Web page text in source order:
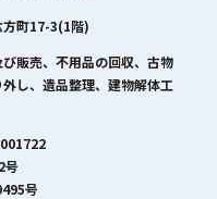
方町17-3(1階)
販売、不用品の回収、古物
し、遺品整理、建物解体工
号
号